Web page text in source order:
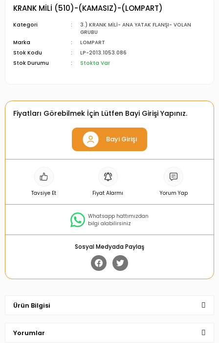
KRANK MİLİ (510)-(KAMASIZ)-(LOMPART)
Kategori
3.) KRANK MİLİ- ANA YATAK FLANŞI- VOLAN
GRUBU
Marka
LOMPART
Stok Kodu
LP-2013.1053.086
Stok Durumu
Stokta Var
Fiyatları Görebilmek İçin Lütfen Bayi Girişi Yapınız.
Bayi Girişi
Tavsiye Et Fiyat Alarmı Yorum Yap
Whatsapp hattımızdan
bilgi alabilirsiniz
Sosyal Medyada Paylaş
Ürün Bilgisi
Yorumlar